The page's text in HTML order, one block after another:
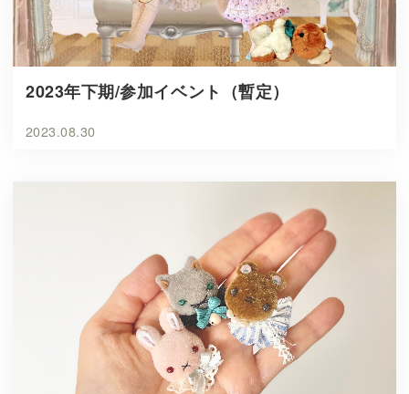
2023年下期/参加イベント（暫定）
2023.08.30